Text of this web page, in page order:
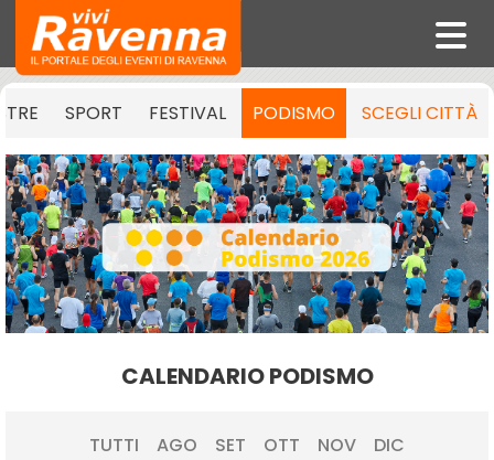
SPORT FESTIVAL PODISMO SCEGLI CITTÀ
CALENDARIO PODISMO
TUTTI AGO SET OTT NOV DIC